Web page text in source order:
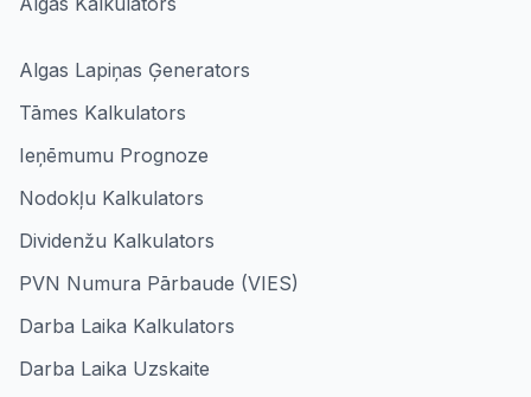
Algas Lapiņas Ģenerators
Tāmes Kalkulators
Ieņēmumu Prognoze
Nodokļu Kalkulators
Dividenžu Kalkulators
PVN Numura Pārbaude (VIES)
Darba Laika Kalkulators
Darba Laika Uzskaite